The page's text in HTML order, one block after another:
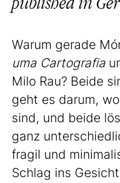
Warum gerade
uma Cartografia
Milo Rau? Beide
geht es darum,
sind, und beide
ganz
fragil und
Schlag ins